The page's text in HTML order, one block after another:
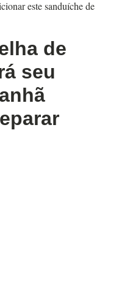
este sanduíche de
de
seu